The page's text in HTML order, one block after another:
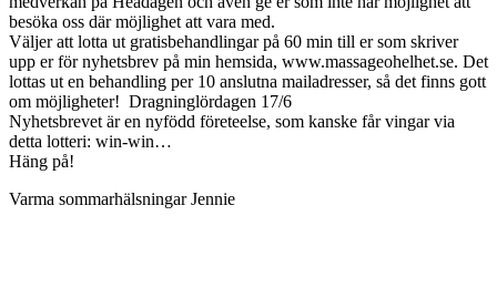
besöka oss där möjlighet att vara med.
Väljer att lotta ut gratisbehandlingar på 60 min till er som skriver
upp er för nyhetsbrev på min hemsida, www.massageohelhet.se. Det
lottas ut en behandling per 10 anslutna mailadresser, så det finns gott
om möjligheter! Dragninglördagen 17/6
Nyhetsbrevet är en nyfödd företeelse, som kanske får vingar via
detta lotteri: win-win…
Häng på!
Varma sommarhälsningar Jennie